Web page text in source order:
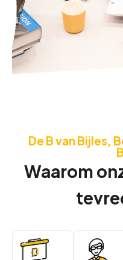
De B van Bijles,
Waarom